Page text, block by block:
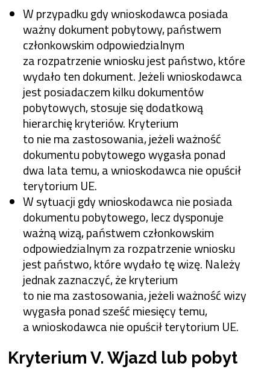
W przypadku gdy wnioskodawca posiada
ważny dokument pobytowy, państwem
członkowskim odpowiedzialnym
za rozpatrzenie wniosku jest państwo, które
wydało ten dokument. Jeżeli wnioskodawca
jest posiadaczem kilku dokumentów
pobytowych, stosuje się dodatkową
hierarchię kryteriów. Kryterium
to nie ma zastosowania, jeżeli ważność
dokumentu pobytowego wygasła ponad
dwa lata temu, a wnioskodawca nie opuścił
terytorium UE.
W sytuacji gdy wnioskodawca nie posiada
dokumentu pobytowego, lecz dysponuje
ważną wizą, państwem członkowskim
odpowiedzialnym za rozpatrzenie wniosku
jest państwo, które wydało tę wizę. Należy
jednak zaznaczyć, że kryterium
to nie ma zastosowania, jeżeli ważność wizy
wygasła ponad sześć miesięcy temu,
a wnioskodawca nie opuścił terytorium UE.
Kryterium V. Wjazd lub pobyt